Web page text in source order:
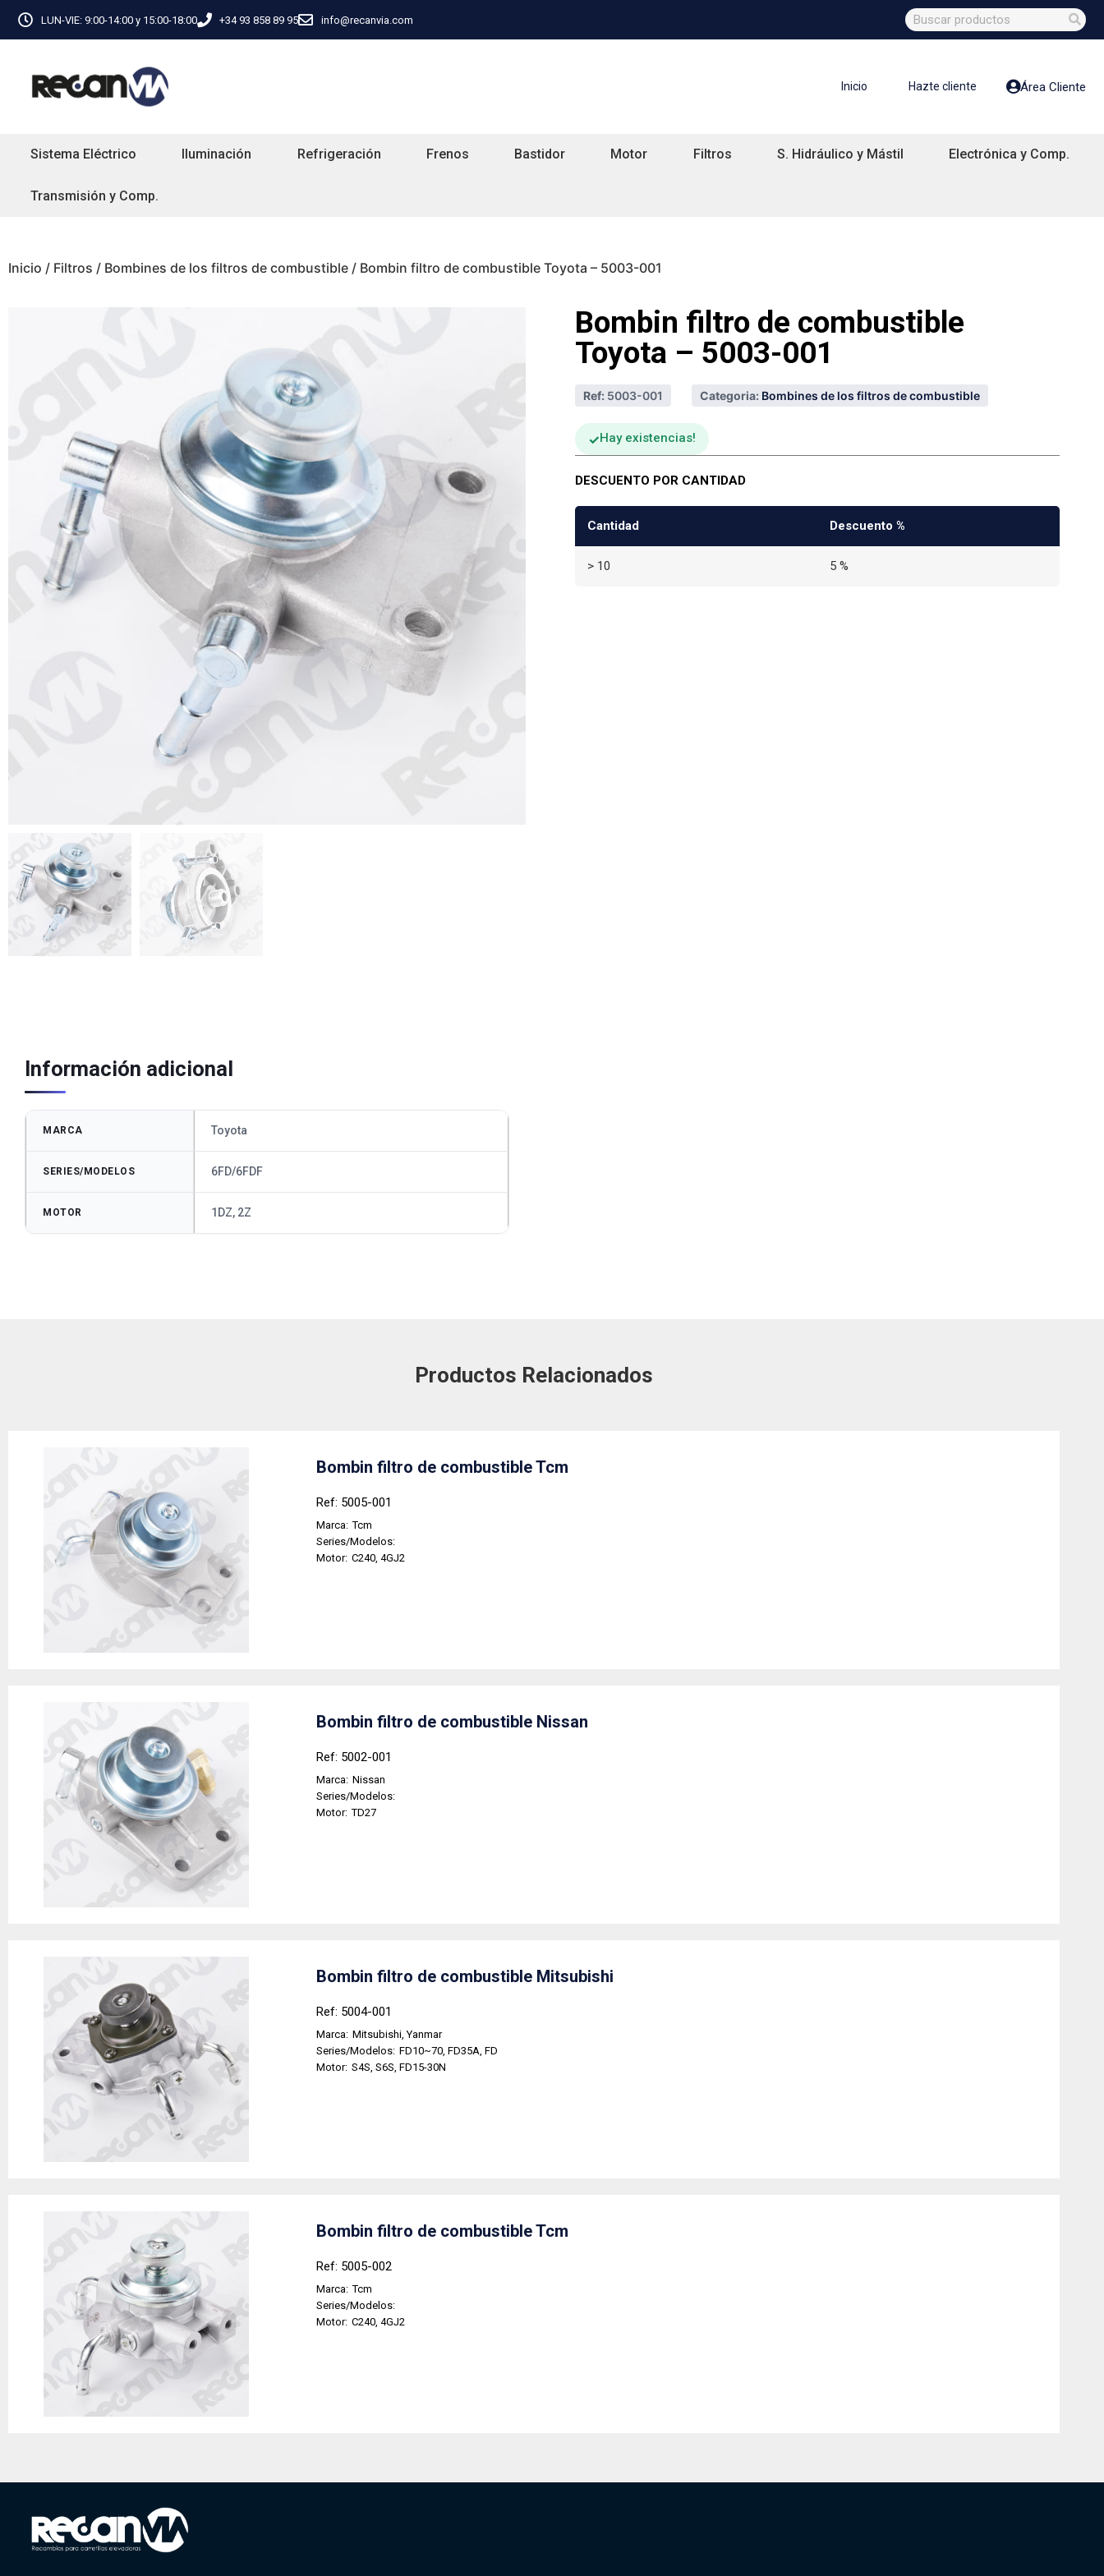
LUN-VIE: 9:00-14:00 y 15:00-18:00 +34 93 858 89 95 info@recanvia.com
Inicio Hazte cliente Área Cliente
Sistema Eléctrico Iluminación Refrigeración Frenos Bastidor Motor Filtros S. Hidráulico y Mástil Electrónica y Comp.
Transmisión y Comp.
Inicio / Filtros / Bombines de los filtros de combustible / Bombin filtro de combustible Toyota – 5003-001
Bombin filtro de combustible
Toyota – 5003-001
Ref: 5003-001 Categoria: Bombines de los filtros de combustible
Hay existencias
DESCUENTO POR CANTIDAD
Cantidad Descuento %
> 10 5 %
Información adicional
MARCA Toyota
SERIES/MODELOS 6FD/6FDF
MOTOR 1DZ, 2Z
Productos Relacionados
Bombin filtro de combustible Tcm
Ref: 5005-001
Marca: Tcm
Series/Modelos:
Motor: C240, 4GJ2
Bombin filtro de combustible Nissan
Ref: 5002-001
Marca: Nissan
Series/Modelos:
Motor: TD27
Bombin filtro de combustible Mitsubishi
Ref: 5004-001
Marca: Mitsubishi, Yanmar
Series/Modelos: FD10~70, FD35A, FD
Motor: S4S, S6S, FD15-30N
Bombin filtro de combustible Tcm
Ref: 5005-002
Marca: Tcm
Series/Modelos:
Motor: C240, 4GJ2